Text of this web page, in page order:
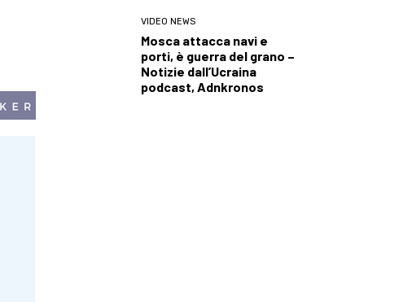
VIDEO NEWS
Mosca attacca navi e
porti, è guerra del grano –
Notizie dall’Ucraina
podcast, Adnkronos